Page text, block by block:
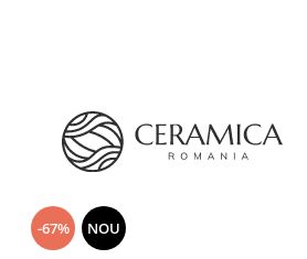
Căni & Cești
Pahare Ceramica Senso Novum
-67% NOU